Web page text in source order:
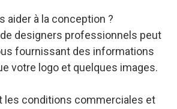
aider à la conception ?
designers professionnels peut
fournissant des informations
votre logo et quelques images.
les conditions commerciales et